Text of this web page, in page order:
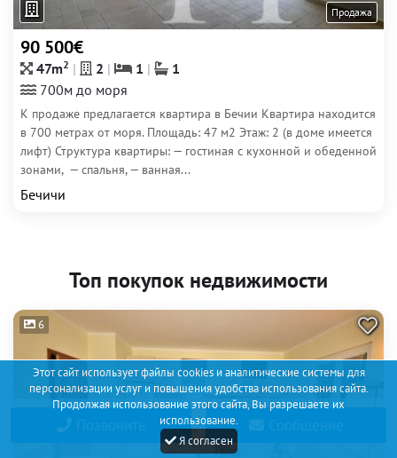
Этот сайт использует файлы cookies и аналитические системы для
персонализации услуг и повышения удобства использования сайта.
Продолжая использование этого сайта, Вы разрешаете их
использование.
Я согласен
Продажа
90 500€
47m2 2 1
1
700м до моря
К продаже предлагается квартира в Бечии Квартира находится
в 700 метрах от моря. Площадь: 47 м2 Этаж: 2 (в доме имеется
лифт) Структура квартиры: — гостиная с кухонной и обеденной
зонами, — спальня, — ванная...
Бечичи
Топ покупок недвижимости
6
Позвонить Сообщение